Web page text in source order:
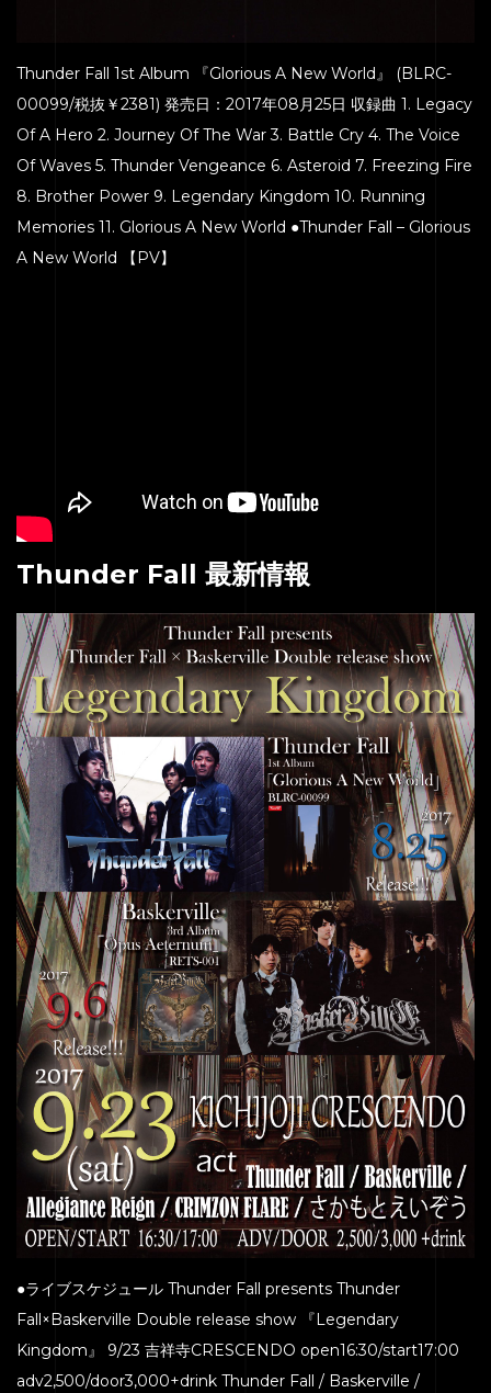
HOME
SERVICE
ENGENEER
EQUIPMENT
PRICE
ACCESS
CONTACT
Thunder Fall 1st Album 『Glorious A New World』 (BLRC-
00099/税抜￥2381) 発売日：2017年08月25日 収録曲 1. Legacy
Of A Hero 2. Journey Of The War 3. Battle Cry 4. The Voice
Of Waves 5. Thunder Vengeance 6. Asteroid 7. Freezing Fire
8. Brother Power 9. Legendary Kingdom 10. Running
Memories 11. Glorious A New World ●Thunder Fall – Glorious
A New World 【PV】
Thunder Fall 最新情報
●ライブスケジュール Thunder Fall presents Thunder
Fall×Baskerville Double release show 『Legendary
Kingdom』 9/23 吉祥寺CRESCENDO open16:30/start17:00
adv2,500/door3,000+drink Thunder Fall / Baskerville /